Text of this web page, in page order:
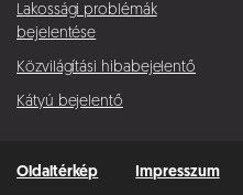
Lakossági problémák
bejelentése
Közvilágítási hibabejelentő
Kátyú bejelentő
Oldaltérkép Impresszum